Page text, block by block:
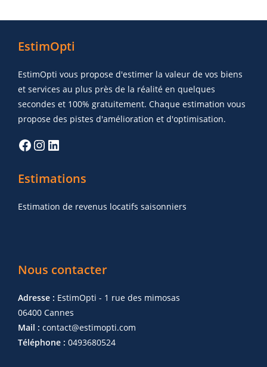
EstimOpti
EstimOpti vous propose d'estimer la valeur de vos biens
et services au plus près de la réalité en quelques
secondes et 100% gratuitement. Chaque estimation vous
propose des pistes d'amélioration et d'optimisation.
Estimations
Estimation de revenus locatifs saisonniers
Nous contacter
Adresse : EstimOpti - 1 rue des mimosas
06400 Cannes
Mail : contact@estimopti.com
Téléphone : 0493680524